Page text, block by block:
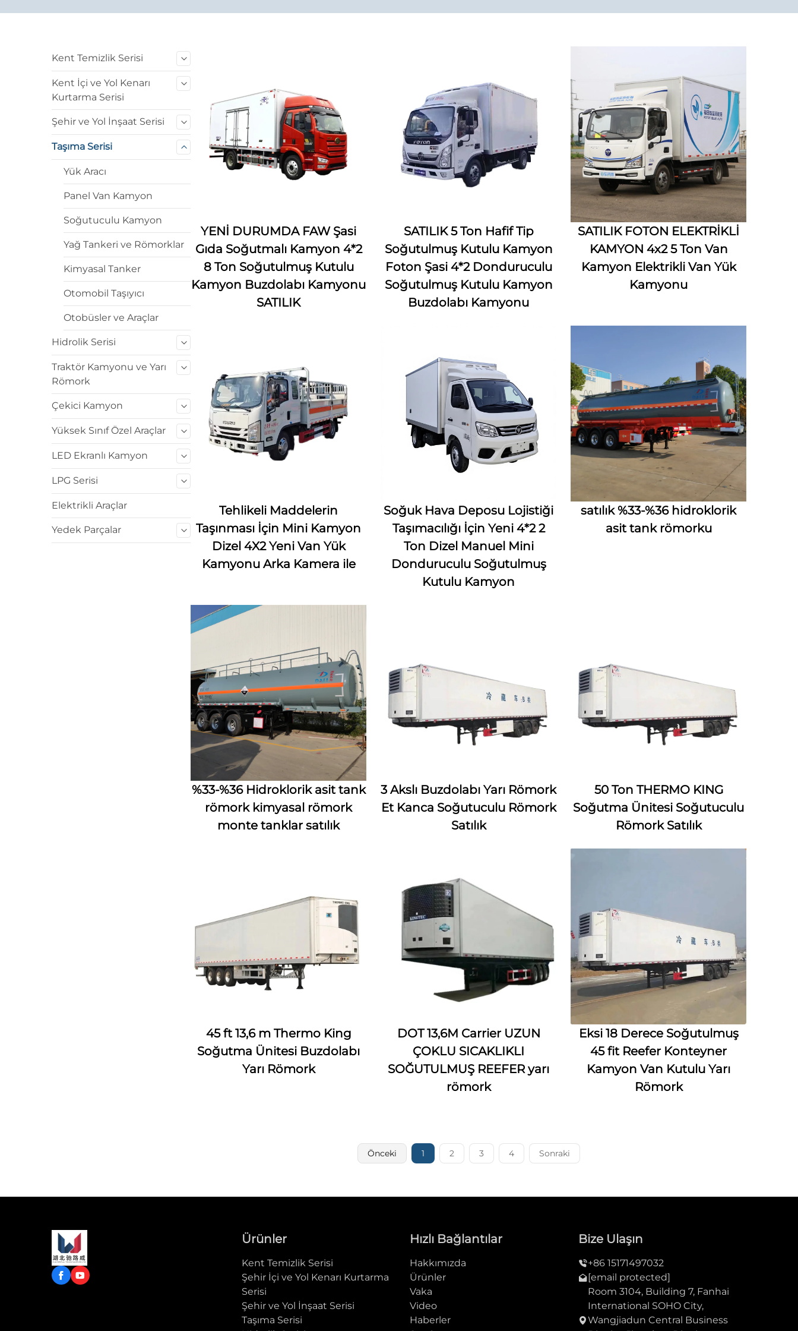
Kent Temizlik Serisi
Kent İçi ve Yol Kenarı
Kurtarma Serisi
Şehir ve Yol İnşaat Serisi
Taşıma Serisi
Yük Aracı
Panel Van Kamyon
Soğutuculu Kamyon
Yağ Tankeri ve Römorklar
Kimyasal Tanker
Otomobil Taşıyıcı
Otobüsler ve Araçlar
Hidrolik Serisi
Traktör Kamyonu ve Yarı
Römork
Çekici Kamyon
Yüksek Sınıf Özel Araçlar
LED Ekranlı Kamyon
LPG Serisi
Elektrikli Araçlar
Yedek Parçalar
YENİ DURUMDA FAW Şasi
Gıda Soğutmalı Kamyon 4*2
8 Ton Soğutulmuş Kutulu
Kamyon Buzdolabı Kamyonu
SATILIK
SATILIK 5 Ton Hafif Tip
Soğutulmuş Kutulu Kamyon
Foton Şasi 4*2 Donduruculu
Soğutulmuş Kutulu Kamyon
Buzdolabı Kamyonu
SATILIK FOTON ELEKTRİKLİ
KAMYON 4x2 5 Ton Van
Kamyon Elektrikli Van Yük
Kamyonu
Tehlikeli Maddelerin
Taşınması İçin Mini Kamyon
Dizel 4X2 Yeni Van Yük
Kamyonu Arka Kamera ile
Soğuk Hava Deposu Lojistiği
Taşımacılığı İçin Yeni 4*2 2
Ton Dizel Manuel Mini
Donduruculu Soğutulmuş
Kutulu Kamyon
satılık %33-%36 hidroklorik
asit tank römorku
%33-%36 Hidroklorik asit tank
römork kimyasal römork
monte tanklar satılık
3 Akslı Buzdolabı Yarı Römork
Et Kanca Soğutuculu Römork
Satılık
50 Ton THERMO KING
Soğutma Ünitesi Soğutuculu
Römork Satılık
45 ft 13,6 m Thermo King
Soğutma Ünitesi Buzdolabı
Yarı Römork
DOT 13,6M Carrier UZUN
ÇOKLU SICAKLIKLI
SOĞUTULMUŞ REEFER yarı
römork
Eksi 18 Derece Soğutulmuş
45 fit Reefer Konteyner
Kamyon Van Kutulu Yarı
Römork
Önceki 1 2 3 4 Sonraki
Ürünler
Kent Temizlik Serisi
Şehir İçi ve Yol Kenarı Kurtarma
Serisi
Şehir ve Yol İnşaat Serisi
Taşıma Serisi
Hızlı Bağlantılar
Hakkımızda
Ürünler
Vaka
Video
Haberler
Bize Ulaşın
+86 15171497032
[email protected]
Room 3104, Building 7, Fanhai
International SOHO City,
Wangjiadun Central Business